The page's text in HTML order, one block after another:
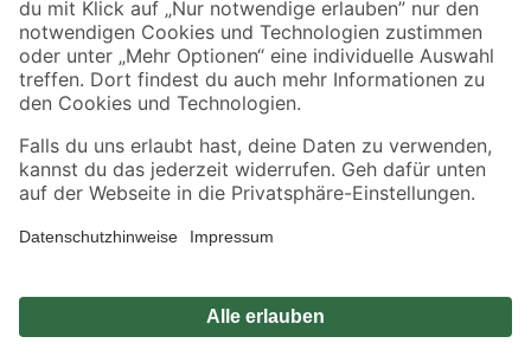
Jetzt die toom-App herunterladen
Alle Preisangaben in EUR inkl. gesetzl. MwSt.. Die dargestellten Angebote sind unter
Umständen nicht in allen Märkten verfügbar. Die angegebenen Verfügbarkeiten beziehen
Produkte nur solange der Vorrat reicht.
*Paketversand ab 59 € versandkostenfrei, gilt nicht für Artikel mit Speditionsversand, hier
Privatsphäre Impressum
Nutzungsbedingungen
Widerrufsrecht Vertrag widerrufen